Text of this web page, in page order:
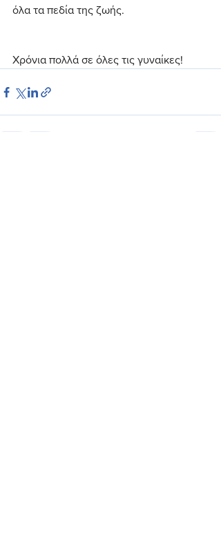
όλα τα πεδία της ζωής.
Χρόνια πολλά σε όλες τις γυναίκες!